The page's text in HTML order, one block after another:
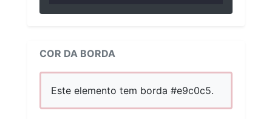
COR DA BORDA
Este elemento tem borda #e9c0c5.